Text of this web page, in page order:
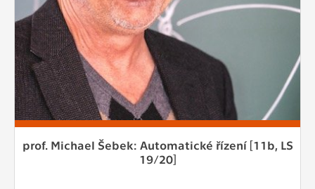
prof. Michael Šebek: Automatické řízení [11b, LS
19/20]